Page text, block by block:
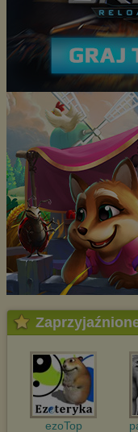
ezoTop